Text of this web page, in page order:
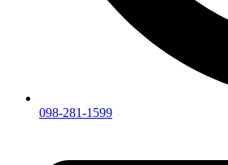
098-281-1599